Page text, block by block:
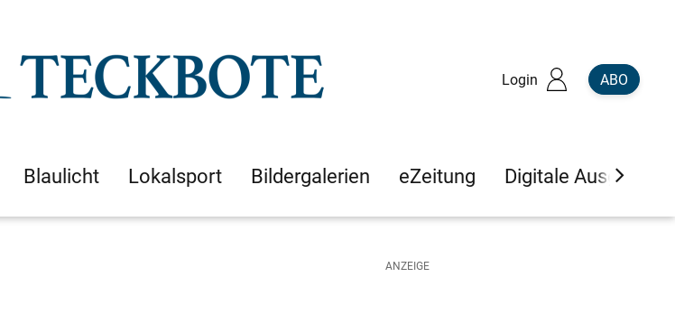
Login ABO
Blaulicht Lokalsport Bildergalerien eZeitung Digitale Ausgaben